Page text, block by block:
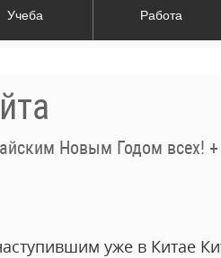
Учеба Работа
Новым Годом всех!
уже в Китае